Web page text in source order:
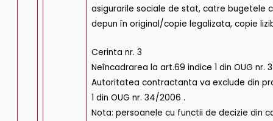
asigurarile sociale de stat, catre bugetele
depun în original/copie legalizata, copie
Cerinta nr. 3
Neîncadrarea la art.69 indice 1 din OUG nr.
Autoritatea contractanta va exclude din
1 din OUG nr. 34/2006 .
Nota: persoanele cu functii de decizie din